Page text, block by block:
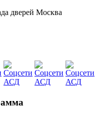
дверей Москва